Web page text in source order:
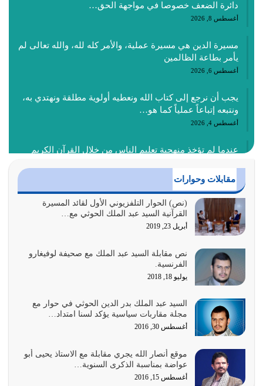
دائرة الضعف خصوصا في مواجهة الحق…
أغسطس 8, 2026
مسيرة الدين هي مسيرة عملية، والأمر كله لله، والله تعالى لم
يأمر بطاعة الظالمين
أغسطس 6, 2026
يجب أن نرجع إلى كتاب الله ونعطيه أولوية مطلقة ونهتدي به،
ونتبعه إتباعاً عملياً كما هو…
أغسطس 4, 2026
عندما لم تؤخذ منهجية تعليم الناس من خلال القرآن الكريم
أغسطس 3, 2026
الغاية من الصلاة هو ذكر الله (أقم الصلاة لذكري) إضافة إلى
{وَأَعِدُّوا لَهُمْ مَا…
أغسطس 2, 2026
السبب الرئيسي لشقاء الأمة الابتعاد عن كتاب الله والتعدي
لحدود الله بالإضافات للدين
أغسطس 1, 2026
أبرز أسباب الشقاء هو الإعراض عن ذكر الله وعن هدى الله
المتمثل في القرآن الكريم
يوليو 31, 2026
أولياء الشيطان كلما كانوا أكثر ولاءً وطاعة للشيطان كلما كانوا
أكثر ضعفاً
يوليو 30, 2026
مقابلات وحوارات
(نص) الحوار التلفزيوني الأول لقائد المسيرة
القرآنية السيد عبد الملك الحوثي مع…
أبريل 23, 2019
نص مقابلة السيد عبد الملك مع صحيفة لوفيغارو
الفرنسية.
يوليو 18, 2018
السيد عبد الملك بدر الدين الحوثي في حوار مع
مجلة مقاربات سياسية يؤكد لسنا امتداد…
أغسطس 30, 2016
موقع أنصار الله يجري مقابلة مع الاستاذ يحيى أبو
عواضة بمناسبة الذكرى السنوية…
أغسطس 15, 2016